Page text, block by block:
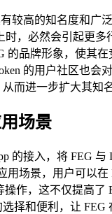
较高的知名度和广
时，必然会引起更多
的品牌形象，使其
的用户社区也会
而进一步扩大其知名
场景
的接入，将 FEG 与
用场景，用户可以在
作，这不仅提高了
择和便利，让 FEG